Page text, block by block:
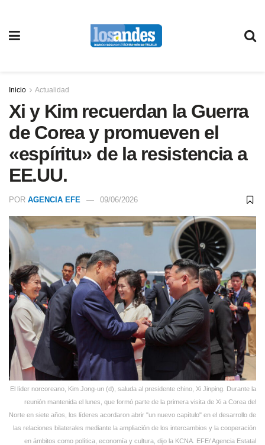
Inicio Actualidad
Xi y Kim recuerdan la Guerra
de Corea y promueven el
«espíritu» de la resistencia a
EE.UU.
POR AGENCIA EFE 09/06/2026
El líder norcoreano, Kim Jong-un (d), saluda al presidente chino, Xi Jinping. Durante la
reunión mantenida el lunes, que formó parte de la primera visita de Xi a Corea del
Norte en siete años, los líderes acordaron abrir "un nuevo capítulo" en el desarrollo de
las relaciones bilaterales mediante la ampliación de los intercambios y la cooperación
en ámbitos como política, economía y cultura, dijo la KCNA. EFE/ Agencia Estatal